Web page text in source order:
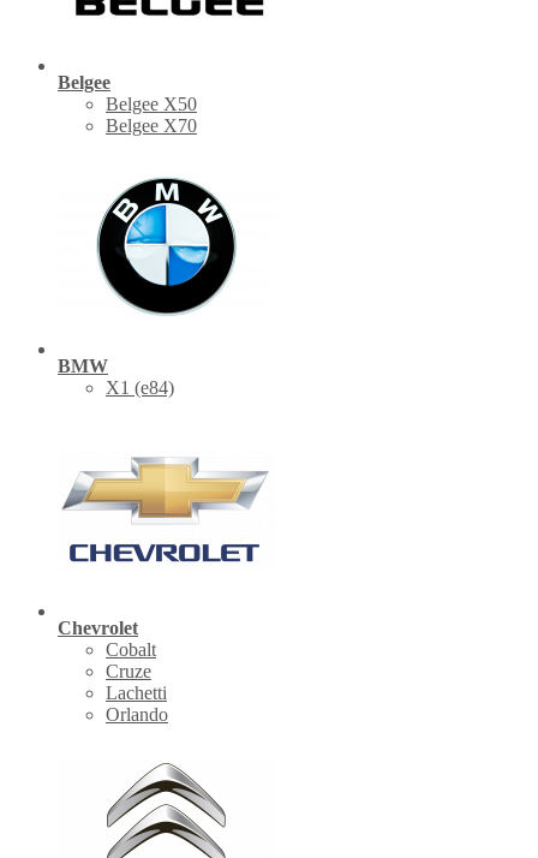
Belgee
Belgee X50
Belgee X70
BMW
X1 (е84)
Chevrolet
Cobalt
Cruze
Lachetti
Orlando